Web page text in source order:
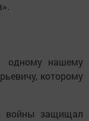
одному нашему
которому
войны защищал